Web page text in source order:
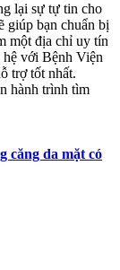
lại sự tự tin cho
giúp bạn chuẩn bị
một địa chỉ uy tín
hệ với Bệnh Viện
trợ tốt nhất.
hành trình tìm
căng da mặt có